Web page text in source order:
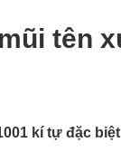
tên
kí tự đặc biệt